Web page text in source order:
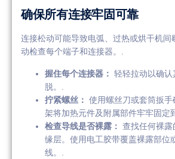
确保所有连接牢固可靠
连接松动可能导致电弧、过热或烘干机间
动检查每个端子和连接器。.
握住每个连接器： 轻轻拉动以确
脱。.
拧紧螺丝： 使用螺丝刀或套筒扳
架将加热元件及附属部件牢牢固定
检查导线是否裸露： 查找任何裸露
缘层。使用电工胶带覆盖裸露部位
线。.